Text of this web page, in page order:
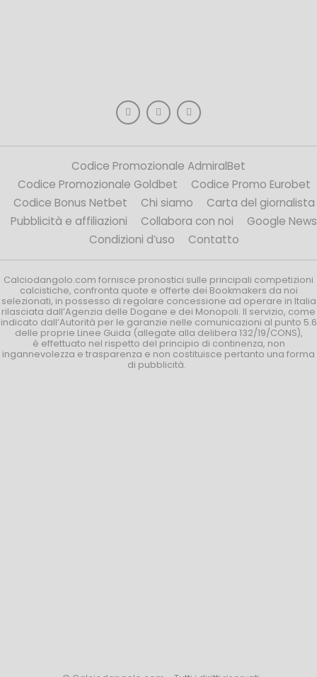
Codice Promozionale AdmiralBet
Codice Promozionale Goldbet
Codice Promo Eurobet
Codice Bonus Netbet
Chi siamo
Carta del giornalista
Pubblicità e affiliazioni
Collabora con noi
Google News
Condizioni d’uso
Contatto
Calciodangolo.com fornisce pronostici sulle principali competizioni
calcistiche, confronta quote e offerte dei Bookmakers da noi
selezionati, in possesso di regolare concessione ad operare in Italia
rilasciata dall’Agenzia delle Dogane e dei Monopoli. Il servizio, come
indicato dall’Autorità per le garanzie nelle comunicazioni al punto 5.6
delle proprie Linee Guida (allegate alla delibera 132/19/CONS),
è effettuato nel rispetto del principio di continenza, non
ingannevolezza e trasparenza e non costituisce pertanto una forma
di pubblicità.